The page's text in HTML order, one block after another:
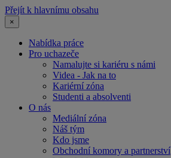
Přejít k hlavnímu obsahu
×
Nabídka práce
Pro uchazeče
Namalujte si kariéru s námi
Videa - Jak na to
Kariérní zóna
Studenti a absolventi
O nás
Mediální zóna
Náš tým
Kdo jsme
Obchodní komory a partnerství